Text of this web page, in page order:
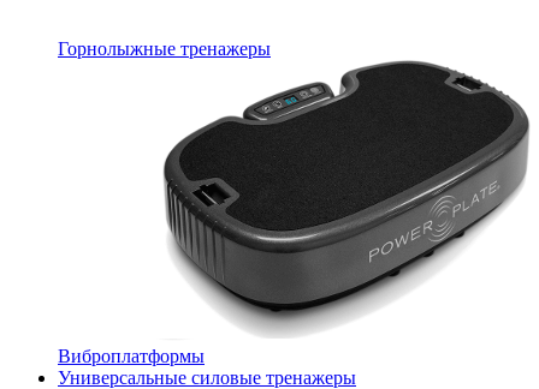
Горнолыжные тренажеры
Виброплатформы
Универсальные силовые тренажеры